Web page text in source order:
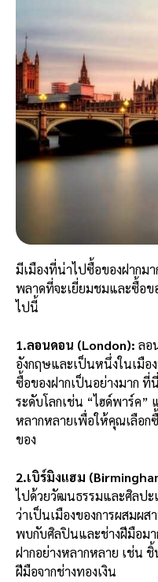
มีเมืองที่น่าไปซื้อของฝากม
พลาดที่จะเยี่ยมชมและซื้อข
ไปนี้
1.ลอนดอน (London): ลอ
อังกฤษและเป็นหนึ่งในเมือ
ซื้อของฝากเป็นอย่างมาก
ระดับโลกเช่น “ไฮด์พาร์ค”
หลากหลายเพื่อให้คุณเลือก
ของ
2.เบิร์มิงแฮม
ไปด้วยวัฒนธรรมและศิลปะ
ว่าเป็นเมืองของการผสมผ
พบกับศิลปินและช่างฝีมือมา
ฝากอย่างหลากหลาย เช่น
ฝีมือจากช่างทองเงิน